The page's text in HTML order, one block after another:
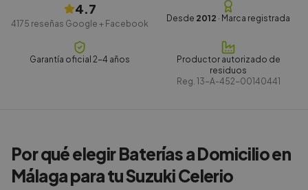
4.7
4175 reseñas Google + Facebook
Desde 2012 · Marca registrada
Garantía oficial 2-4 años
Productor autorizado de
residuos
Reg. 13-A-452-00140441
Por qué elegir Baterías a Domicilio en
Málaga para tu Suzuki Celerio